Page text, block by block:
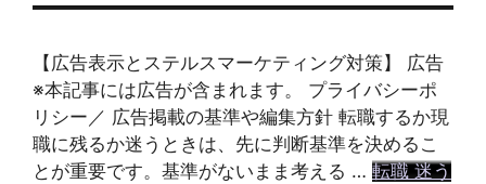
【広告表示とステルスマーケティング対策】 広告
※本記事には広告が含まれます。 プライバシーポ
リシー／ 広告掲載の基準や編集方針 転職するか現
職に残るか迷うときは、先に判断基準を決めるこ
とが重要です。基準がないまま考える … 転職 迷う